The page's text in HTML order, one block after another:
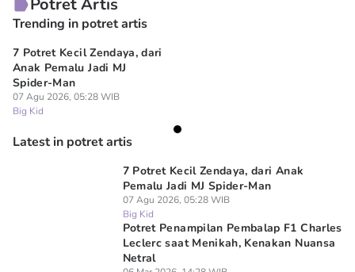
Potret Artis
Trending in potret artis
7 Potret Kecil Zendaya, dari
Anak Pemalu Jadi MJ
Spider-Man
07 Agu 2026, 05:28 WIB
Big Kid
Latest in potret artis
7 Potret Kecil Zendaya, dari Anak
Pemalu Jadi MJ Spider-Man
07 Agu 2026, 05:28 WIB
Big Kid
Potret Penampilan Pembalap F1 Charles
Leclerc saat Menikah, Kenakan Nuansa
Netral